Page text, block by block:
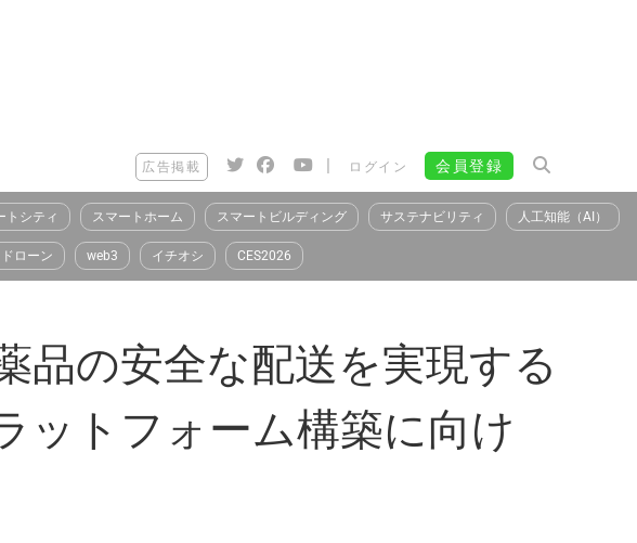
広告掲載 | ログイン 会員登録
トシティ スマートホーム スマートビルディング サステナビリティ 人工知能（AI）
ドローン web3 イチオシ CES2026
品の安全な配送を実現する
ットフォーム構築に向け